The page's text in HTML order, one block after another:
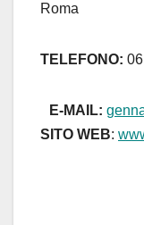
Roma
TELEFONO:
E-MAIL:
SITO WEB: